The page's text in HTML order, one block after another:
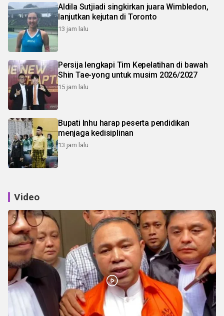
Aldila Sutjiadi singkirkan juara Wimbledon,
lanjutkan kejutan di Toronto
13 jam lalu
Persija lengkapi Tim Kepelatihan di bawah
Shin Tae-yong untuk musim 2026/2027
15 jam lalu
Bupati Inhu harap peserta pendidikan
menjaga kedisiplinan
13 jam lalu
Video